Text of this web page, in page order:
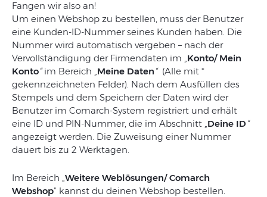
Fangen wir also an!
Um einen Webshop zu bestellen, muss der Benutzer
eine Kunden-ID-Nummer seines Kunden haben. Die
Nummer wird automatisch vergeben – nach der
Vervollständigung der Firmendaten im „Konto/ Mein
Konto“im Bereich „Meine Daten “(Alle mit *
gekennzeichneten Felder). Nach dem Ausfüllen des
Stempels und dem Speichern der Daten wird der
Benutzer im Comarch-System registriert und erhält
eine ID und PIN-Nummer, die im Abschnitt „Deine ID “
angezeigt werden. Die Zuweisung einer Nummer
dauert bis zu 2 Werktagen.
Im Bereich „Weitere Weblösungen/ Comarch
Webshop“ kannst du deinen Webshop bestellen.